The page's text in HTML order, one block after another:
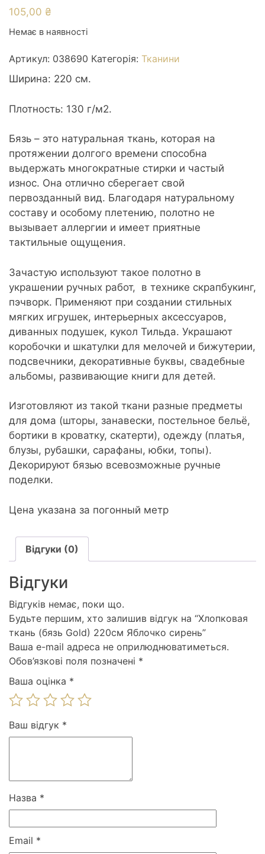
105,00 ₴
Немає в наявності
Артикул: 038690 Категорія: Тканини
Ширина: 220 см.
Плотность: 130 г/м2.
Бязь – это натуральная ткань, которая на
протяжении долгого времени способна
выдержать многократные стирки и частый
износ. Она отлично сберегает свой
первозданный вид. Благодаря натуральному
составу и особому плетению, полотно не
вызывает аллергии и имеет приятные
тактильные ощущения.
Зачастую используют такое полотно в
украшении ручных работ, в технике скрапбукинг,
пэчворк. Применяют при создании стильных
мягких игрушек, интерьерных аксессуаров,
диванных подушек, кукол Тильда. Украшают
коробочки и шкатулки для мелочей и бижутерии,
подсвечники, декоративные буквы, свадебные
альбомы, развивающие книги для детей.
Изготовляют из такой ткани разные предметы
для дома (шторы, занавески, постельное бельё,
бортики в кроватку, скатерти), одежду (платья,
блузы, рубашки, сарафаны, юбки, топы).
Декорируют бязью всевозможные ручные
поделки.
Цена указана за погонный метр
Відгуки (0)
Відгуки
Відгуків немає, поки що.
Будьте першим, хто залишив відгук на “Хлопковая
ткань (бязь Gold) 220см Яблочко сирень”
Ваша e-mail адреса не оприлюднюватиметься.
Обов’язкові поля позначені *
Ваша оцінка *
Ваш відгук *
Назва *
Email *